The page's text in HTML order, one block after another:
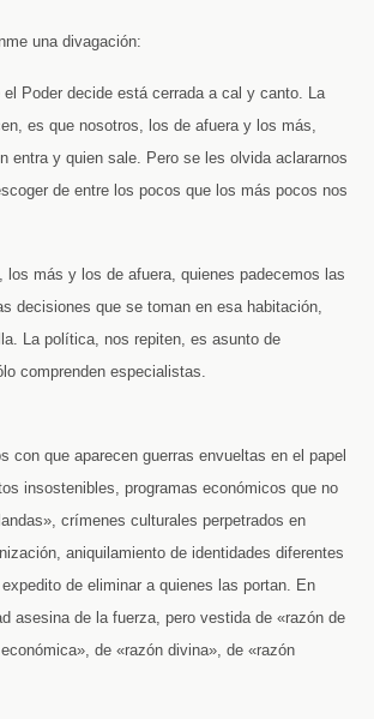
una divagación:
el Poder decide está cerrada a cal y canto. La
es que nosotros, los de afuera y los más,
entra y quien sale. Pero se les olvida aclararnos
de entre los pocos que los más pocos nos
los más y los de afuera, quienes padecemos las
decisiones que se toman en esa habitación,
La política, nos repiten, es asunto de
comprenden especialistas.
con que aparecen guerras envueltas en el papel
insostenibles, programas económicos que no
crímenes culturales perpetrados en
aniquilamiento de identidades diferentes
de eliminar a quienes las portan. En
asesina de la fuerza, pero vestida de «razón de
de «razón divina», de «razón